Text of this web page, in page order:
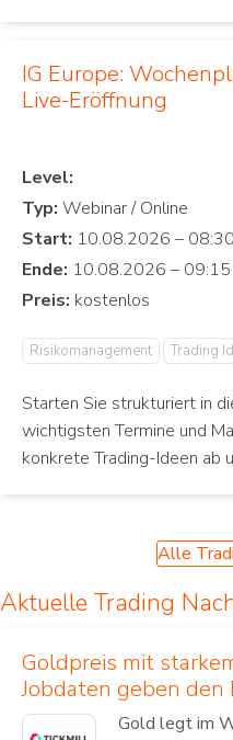
IG Europe:
Live-Eröffnung
Level:
Typ:
Start:
Ende:
Preis:
Risikomanagement Trading
Starten Sie strukturiert in
wichtigsten Termine und
konkrete Trading-Ideen ab
Alle
Aktuelle Trading
Goldpreis mit
Jobdaten geben
Gold legt im